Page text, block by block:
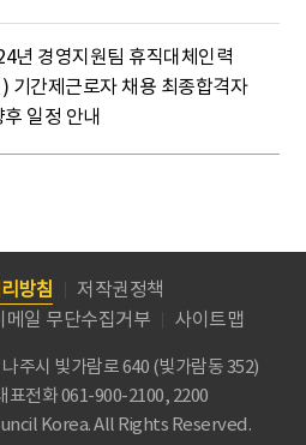
년 경영지원팀 휴직대체인력
기간제근로자 채용 최종합격자
일정 안내
방침
저작권정책
메일 무단수집거부
사이트맵
주시 빛가람로 640 (빛가람동 352)
표전화 061-900-2100, 2200
Korea. All Rights Reserved.